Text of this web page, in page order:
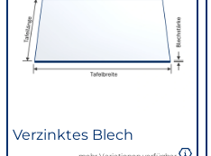
Verzinktes Blech